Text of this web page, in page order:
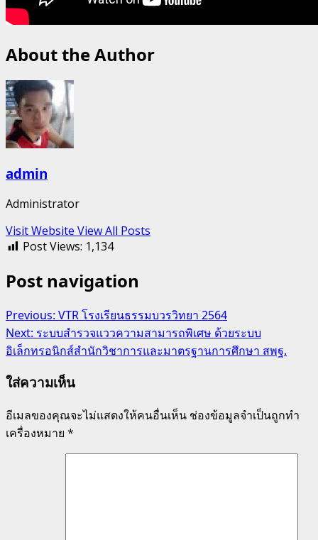
About the Author
admin
Administrator
Visit Website View All Posts
Post Views: 1,134
Post navigation
Previous: VTR โรงเรียนธรรมบวรวิทยา 2564
Next: ระบบสำรวจแววความสามารถพิเศษ ด้วยระบบ
อิเล็กทรอนิกส์สํานักวิชาการและมาตรฐานการศึกษา สพฐ.
ใส่ความเห็น
อีเมลของคุณจะไม่แสดงให้คนอื่นเห็น ช่องข้อมูลจำเป็นถูกทำ
เครื่องหมาย *